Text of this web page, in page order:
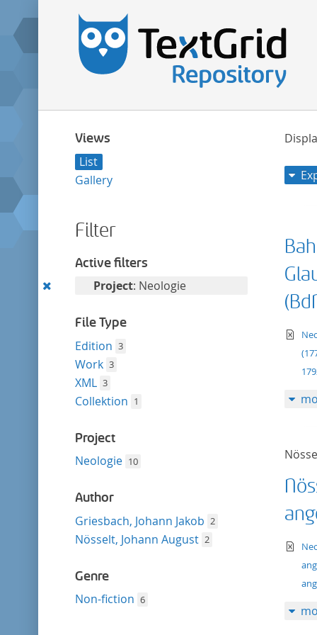
Views
List
Gallery
Filter
Active filters
Remove
filter
Project: Neologie
File Type
Edition 3
Work 3
XML 3
Collektion 1
Project
Neologie 10
Author
Griesbach, Johann Jakob 2
Nösselt, Johann August 2
Genre
Non-fiction 6